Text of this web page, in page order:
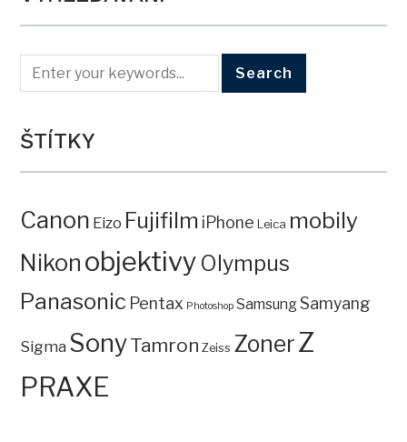
ŠTÍTKY
Canon Eizo Fujifilm iPhone Leica mobily
Nikon objektivy Olympus
Panasonic Pentax Photoshop SamsungSamyang
Sigma SonyTamron Zeiss ZonerZ
PRAXE